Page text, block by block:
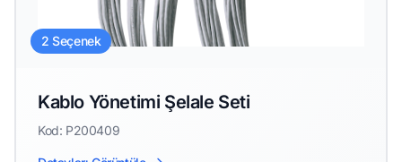
2 Seçenek
Kablo Yönetimi Şelale Seti
Kod: P200409